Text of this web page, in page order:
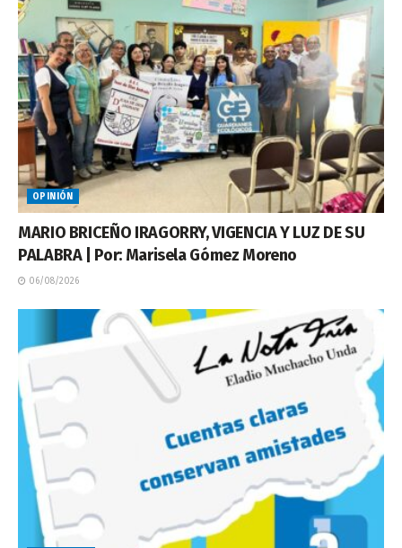
OPINIÓN
MARIO BRICEÑO IRAGORRY, VIGENCIA Y LUZ DE SU
PALABRA | Por: Marisela Gómez Moreno
06/08/2026